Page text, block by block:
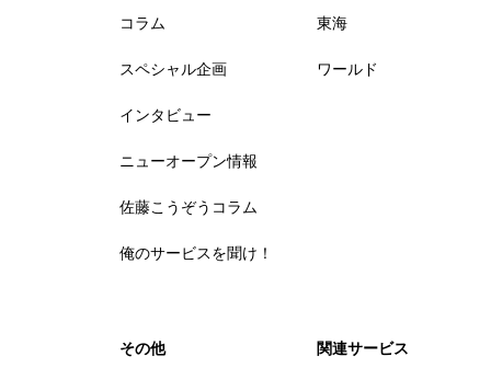
コラム
スペシャル企画
インタビュー
ニューオープン情報
佐藤こうぞうコラム
俺のサービスを聞け！
東海
ワールド
その他 関連サービス